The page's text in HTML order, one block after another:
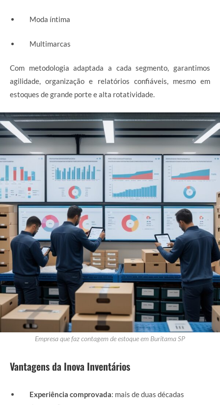
Moda íntima
Multimarcas
Com metodologia adaptada a cada segmento, garantimos
agilidade, organização e relatórios confiáveis, mesmo em
estoques de grande porte e alta rotatividade.
Empresa que faz contagem de estoque em Buritama SP
Vantagens da Inova Inventários
Experiência comprovada: mais de duas décadas